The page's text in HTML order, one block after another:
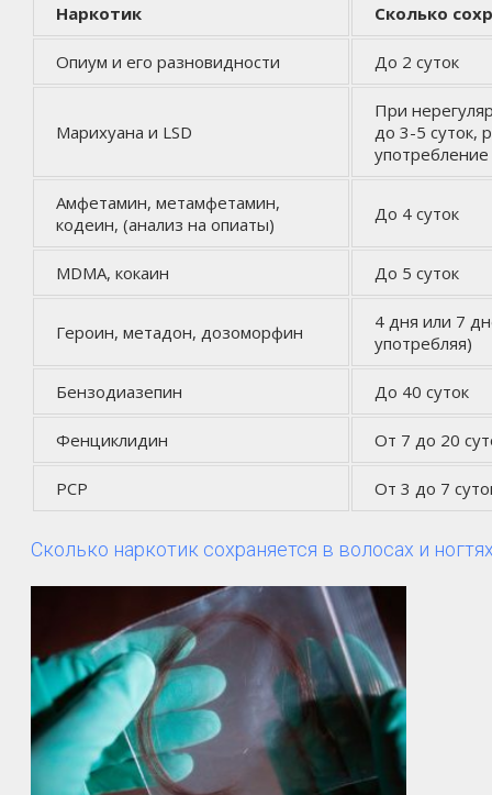
Наркотик Сколько
Опиум и его разновидности До 2 суток
Марихуана и LSD
При
до 3-5 суток,
Амфетамин, метамфетамин,
кодеин, (анализ на опиаты)
До 4 суток
MDMA, кокаин До 5 суток
Героин, метадон, дозоморфин
4 дня или 7
употребляя)
Бензодиазепин До 40 суток
Фенциклидин От 7 до 20
РСР От 3 до 7
Сколько наркотик сохраняется в волосах и